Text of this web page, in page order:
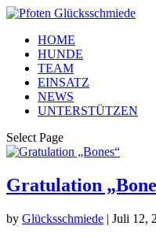
HOME
HUNDE
TEAM
EINSATZ
NEWS
UNTERSTÜTZEN
Select Page
Gratulation
by Glücksschmiede | Juli 12,